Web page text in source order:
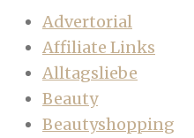
Advertorial
Affiliate Links
Alltagsliebe
Beauty
Beautyshopping